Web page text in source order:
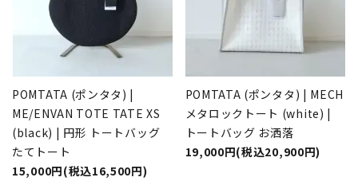
POMTATA (ポンタタ) |
ME/ENVAN TOTE TATE XS
(black) | 円形 トートバッグ
たてトート
15,000円(税込16,500円)
POMTATA (ポンタタ) | MECH
メタロックトート (white) |
トートバッグ お洒落
19,000円(税込20,900円)